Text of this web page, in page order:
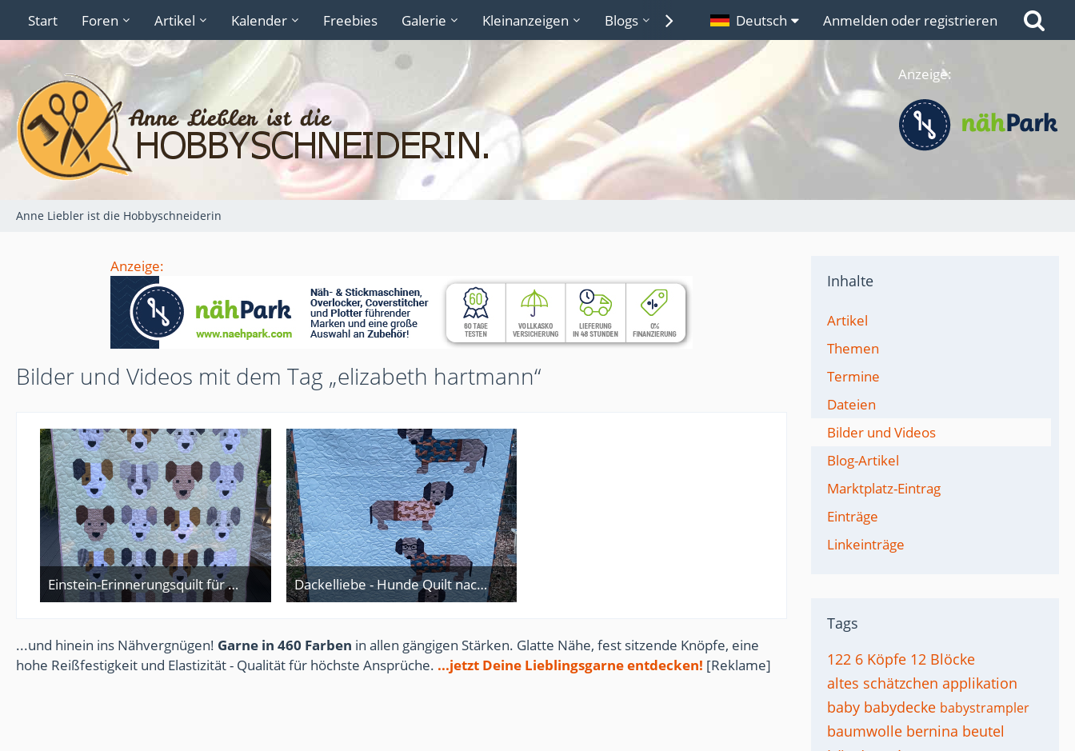
Start Foren Artikel Kalender Freebies Galerie Kleinanzeigen Blogs Lexikon Links
Deutsch Anmelden oder registrieren
Anzeige:
Anne Liebler ist die Hobbyschneiderin
Anzeige:
Bilder und Videos mit dem Tag „elizabeth hartmann“
Einstein-Erinnerungsquilt für die Tochter
2. Juni 2026
Dackelliebe - Hunde Quilt nach Elizabeth Hartmann
9. Februar 2026
...und hinein ins Nähvergnügen! Garne in 460 Farben in allen gängigen Stärken. Glatte Nähe, fest sitzende Knöpfe, eine
hohe Reißfestigkeit und Elastizität - Qualität für höchste Ansprüche. ...jetzt Deine Lieblingsgarne entdecken! [Reklame]
Inhalte
Artikel
Themen
Termine
Dateien
Bilder und Videos
Blog-Artikel
Marktplatz-Eintrag
Einträge
Linkeinträge
Tags
122 6 Köpfe 12 Blöcke
altes schätzchen applikation
baby babydecke babystrampler
baumwolle bernina beutel